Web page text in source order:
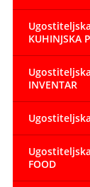
KUHINJSKA
INVENTAR
FOOD